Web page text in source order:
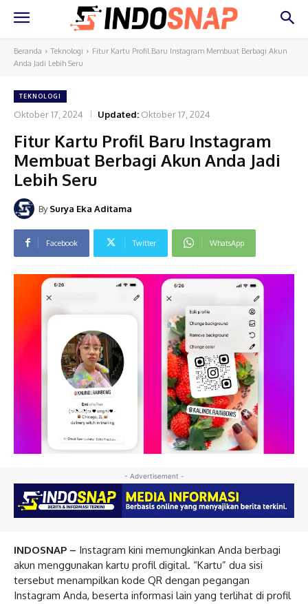
Beranda Teknologi
Fitur Kartu Profil Baru Instagram Membuat Berbagi Akun
Anda Jadi Lebih Seru
TEKNOLOGI
Oktober 17, 2024 Updated: Oktober 17, 2024
Fitur Kartu Profil Baru Instagram
Membuat Berbagi Akun Anda Jadi
Lebih Seru
By Surya Eka Aditama
Facebook Twitter WhatsApp
- Advertisement -
INDOSNAP – Instagram kini memungkinkan Anda berbagi
akun menggunakan kartu profil digital. “Kartu” dua sisi
tersebut menampilkan kode QR dengan pegangan
Instagram Anda, beserta informasi lain yang terlihat di profil